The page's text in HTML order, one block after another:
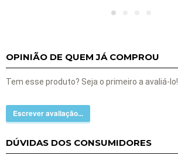
OPINIÃO DE QUEM JÁ COMPROU
Tem esse produto? Seja o primeiro a avaliá-lo!
Escrever avaliação...
DÚVIDAS DOS CONSUMIDORES